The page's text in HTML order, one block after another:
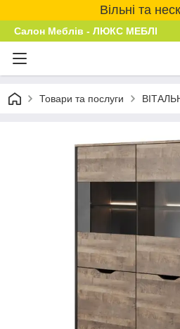
Вільні та
Салон Меблів - ЛЮКС МЕБЛІ
Товари та послуги